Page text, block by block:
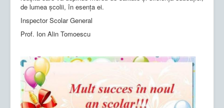
de lumea școlii, în esența ei.
Inspector Scolar General
Prof. Ion Alin Tomoescu